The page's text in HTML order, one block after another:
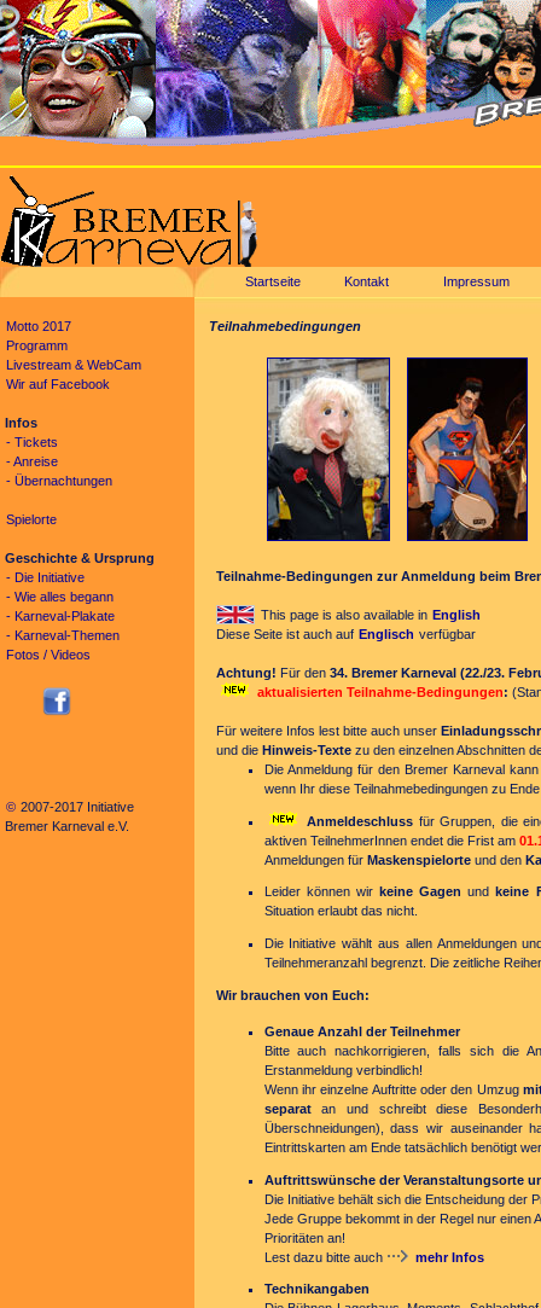
Startseite Kontakt Impressum
Motto 2017
Programm
Livestream & WebCam
Wir auf Facebook
Infos
- Tickets
- Anreise
- Übernachtungen
Spielorte
Geschichte & Ursprung
- Die Initiative
- Wie alles begann
- Karneval-Plakate
- Karneval-Themen
Fotos / Videos
© 2007-2017 Initiative
Bremer Karneval e.V.
Teilnahmebedingungen
Teilnahme-Bedingungen zur Anmeldung beim
This page is also available in English
Diese Seite ist auch auf Englisch verfügbar
Achtung! Für den 34. Bremer Karneval (22./23.
aktualisierten Teilnahme-Bedingungen:
Für weitere Infos lest bitte auch unser
und die Hinweis-Textezu den einzelnen Abschnitten
Die Anmeldung für den Bremer Karneval
wenn Ihr diese Teilnahmebedingungen zu
Anmeldeschluss für Gruppen, die
aktiven TeilnehmerInnen endet die Frist am
Anmeldungen für Maskenspielorteund den
Leider können wir keine Gagen und
keine
Situation erlaubt das nicht.
Die Initiative wählt aus allen Anmeldungen
Teilnehmeranzahl begrenzt. Die zeitliche
Wir brauchen von Euch:
Genaue Anzahl der Teilnehmer
Bitte auch nachkorrigieren, falls sich die
Erstanmeldung verbindlich!
Wenn ihr einzelne Auftritte oder den Umzug
separatan und schreibt diese
Überschneidungen), dass wir auseinander
Eintrittskarten am Ende tatsächlich benötigt
Auftrittswünsche der Veranstaltungsorte
Die Initiative behält sich die Entscheidung der
Jede Gruppe bekommt in der Regel nur einen
Prioritäten an!
Lest dazu bitte auch
mehr Infos
Technikangaben